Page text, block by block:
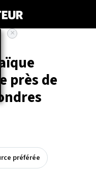
près de
préférée
×